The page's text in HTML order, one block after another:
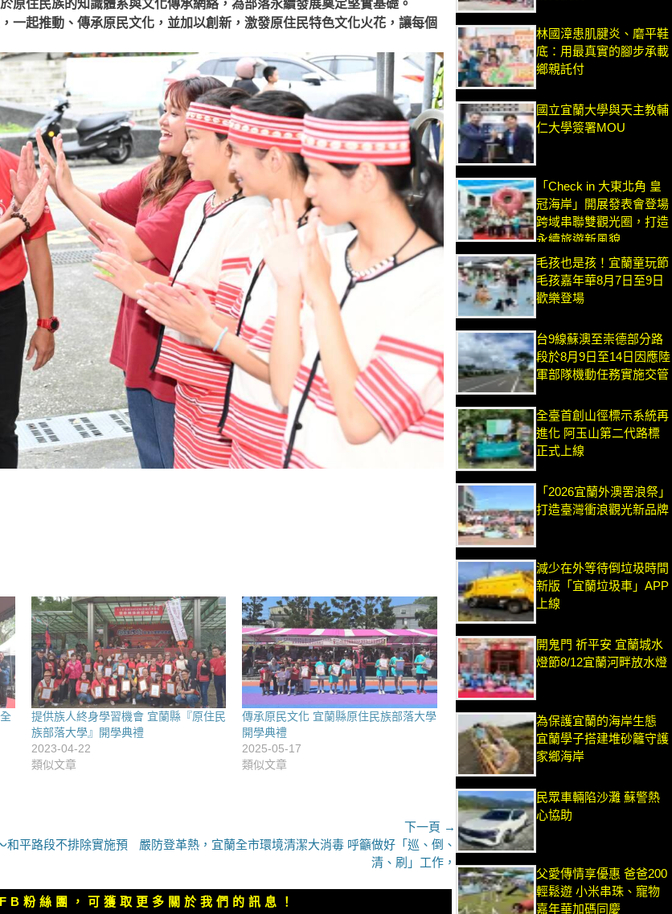
原住民族的知識體系與文化傳承網絡，為部落永續發展奠定堅實基礎。
一起推動、傳承原民文化，並加以創新，激發原住民特色文化火花，讓每個
提供族人終身學習機會 宜蘭縣『原住民
族部落大學』開學典禮
2023-04-22
類似文章
傳承原民文化 宜蘭縣原住民族部落大學
開學典禮
2025-05-17
類似文章
和平路段不排除實施預
下一頁 →
下
文
嚴防登革熱，宜蘭全市環境清潔大消毒 呼籲做好「巡、倒、
清、刷」工作，
粉絲團，可獲取更多關於我們的訊息！
林國漳患肌腱炎、磨平鞋
底：用最真實的腳步承載
鄉親託付
國立宜蘭大學與天主教輔
仁大學簽署MOU
「Check in 大東北角 皇
冠海岸」開展發表會登場
跨域串聯雙觀光圈，打造
永續旅遊新風貌
毛孩也是孩！宜蘭童玩節
毛孩嘉年華8月7日至9日
歡樂登場
台9線蘇澳至崇德部分路
段於8月9日至14日因應陸
軍部隊機動任務實施交管
全臺首創山徑標示系統再
進化 阿玉山第二代路標
正式上線
「2026宜蘭外澳罟浪祭」
打造臺灣衝浪觀光新品牌
減少在外等待倒垃圾時間
新版「宜蘭垃圾車」APP
上線
開鬼門 祈平安 宜蘭城水
燈節8/12宜蘭河畔放水燈
為保護宜蘭的海岸生態
宜蘭學子搭建堆砂籬守護
家鄉海岸
民眾車輛陷沙灘 蘇警熱
心協助
父愛傳情享優惠 爸爸200
輕鬆遊 小米串珠、寵物
嘉年華加碼同慶